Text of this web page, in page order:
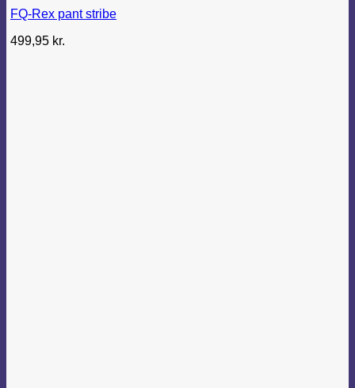
FQ-Rex pant stribe
499,95 kr.